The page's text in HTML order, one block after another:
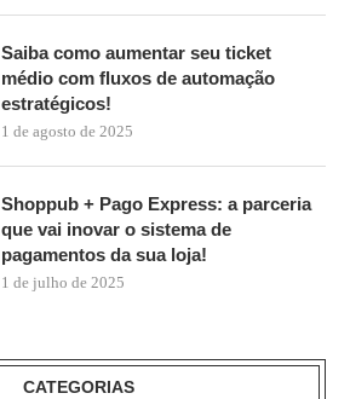
Saiba como aumentar seu ticket
médio com fluxos de automação
estratégicos!
1 de agosto de 2025
Shoppub + Pago Express: a parceria
que vai inovar o sistema de
pagamentos da sua loja!
1 de julho de 2025
CATEGORIAS